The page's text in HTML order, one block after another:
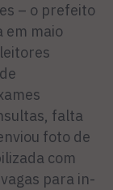
– o prefeito
em maio
falta
foto de
com
para in­